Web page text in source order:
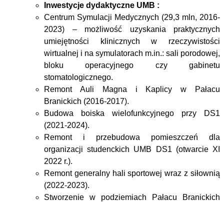
Inwestycje dydaktyczne UMB :
Centrum Symulacji Medycznych (29,3 mln, 2016-
2023) –możliwość uzyskania praktycznych
umiejętności klinicznych w rzeczywistości
wirtualnej i na symulatorach m.in.: sali porodowej,
bloku operacyjnego czy gabinetu
stomatologicznego.
Remont Auli Magna i Kaplicy w Pałacu
Branickich (2016-2017).
Budowa boiska wielofunkcyjnego przy DS1
(2021-2024).
Remont i przebudowa pomieszczeń dla
organizacji studenckich UMB DS1 (otwarcie XI
2022 r.).
Remont generalny hali sportowej wraz z siłownią
(2022-2023).
Stworzenie w podziemiach Pałacu Branickich